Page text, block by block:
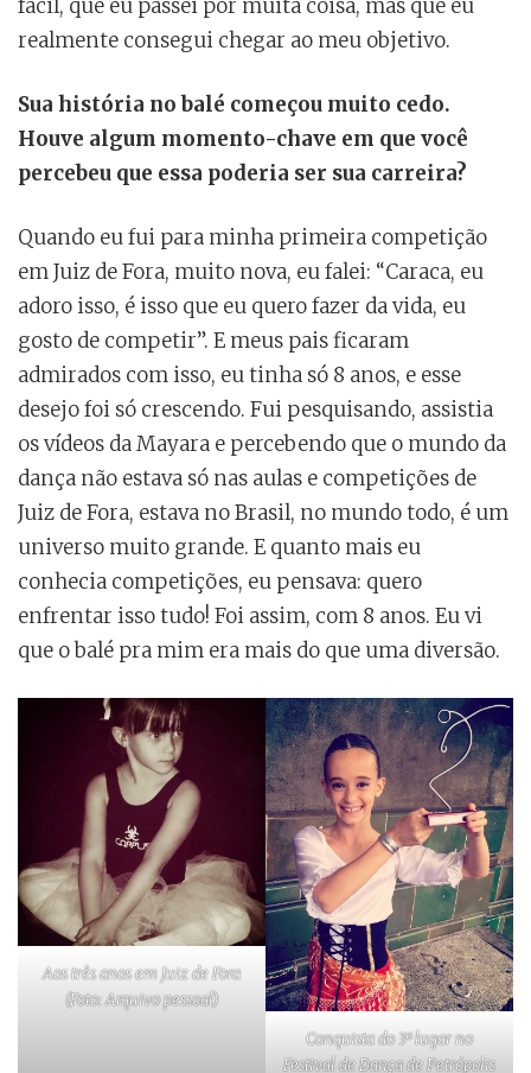
fácil, que eu passei por muita coisa, mas que eu
realmente consegui chegar ao meu objetivo.
Sua história no balé começou muito cedo.
Houve algum momento-chave em que você
percebeu que essa poderia ser sua carreira?
Quando eu fui para minha primeira competição
em Juiz de Fora, muito nova, eu falei: “Caraca, eu
adoro isso, é isso que eu quero fazer da vida, eu
gosto de competir”. E meus pais ficaram
admirados com isso, eu tinha só 8 anos, e esse
desejo foi só crescendo. Fui pesquisando, assistia
os vídeos da Mayara e percebendo que o mundo da
dança não estava só nas aulas e competições de
Juiz de Fora, estava no Brasil, no mundo todo, é um
universo muito grande. E quanto mais eu
conhecia competições, eu pensava: quero
enfrentar isso tudo! Foi assim, com 8 anos. Eu vi
que o balé pra mim era mais do que uma diversão.
Aos três anos em Juiz de Fora
(Foto: Arquivo pessoal)
Conquista do 3º lugar no
Festival de Dança de Petrópolis